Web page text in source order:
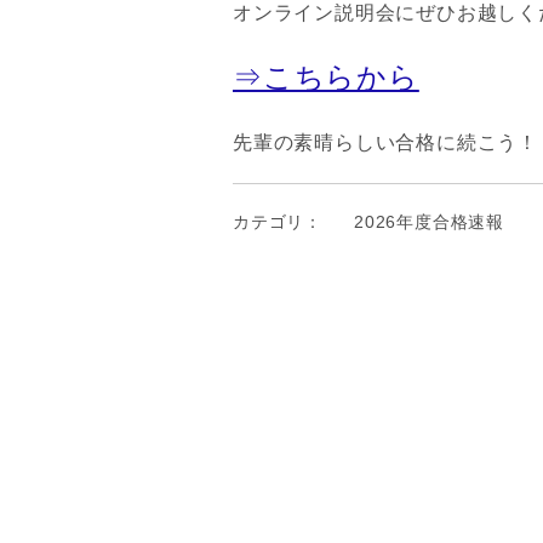
オンライン説明会にぜひお越し
⇒こちらから
先輩の素晴らしい合格に続こう！
カテゴリ： 2026年度合格速報